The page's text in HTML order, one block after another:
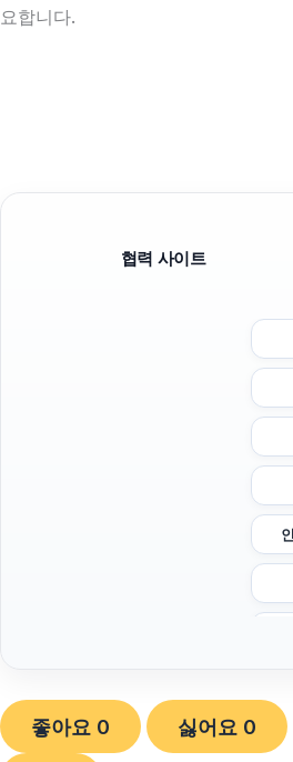
요합니다.
협력 사이트
좋아요 0 싫어요 0